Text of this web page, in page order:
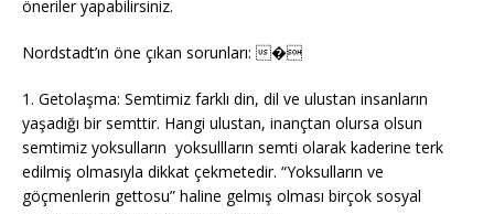
öneriler yapabilirsiniz.
Nordstadt’ın öne çıkan sorunları: �
1. Getolaşma: Semtimiz farklı din, dil ve ulustan insanların
yaşadığı bir semttir. Hangi ulustan, inançtan olursa olsun
semtimiz yoksulların yoksullların semti olarak kaderine terk
edilmiş olmasıyla dikkat çekmetedir. “Yoksulların ve
göçmenlerin gettosu” haline gelmış olması birçok sosyal